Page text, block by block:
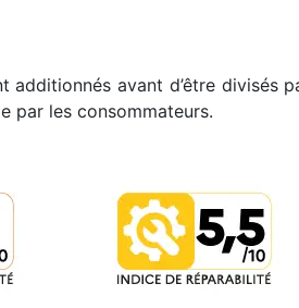
avant d’être divisés
par les consommateurs.